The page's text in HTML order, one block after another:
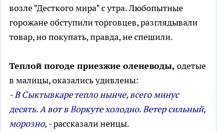
возле "Десткого мира" с утра. Любопытные
горожане обступили торговцев, разглядывали
товар, но покупать, правда, не спешили.
Теплой погоде приезжие оленеводы, одетые
в малицы, оказались удивлены:
- В Сыктывкаре тепло нынче, всего минус
десять. А вот в Воркуте холодно. Ветер сильный,
морозно, -рассказали ненцы.